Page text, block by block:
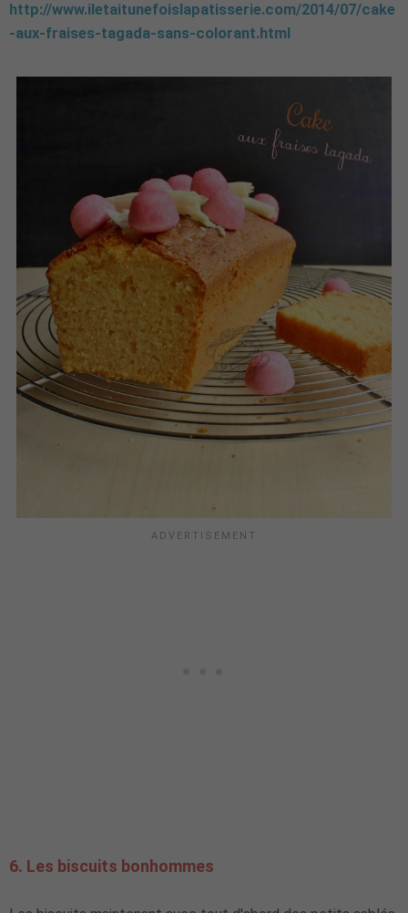
http://www.iletaitunefoislapatisserie.com/2014/07/cake
-aux-fraises-tagada-sans-colorant.html
6. Les biscuits bonhommes